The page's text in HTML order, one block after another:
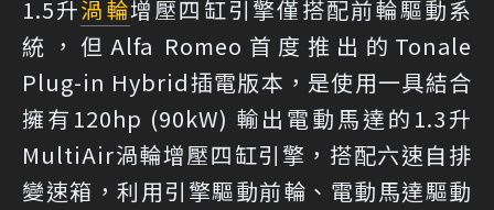
1.5升渦輪增壓四缸引擎僅搭配前輪驅動系
統，但Alfa Romeo首度推出的Tonale
Plug-in Hybrid插電版本，是使用一具結合
擁有120hp (90kW) 輸出電動馬達的1.3升
MultiAir渦輪增壓四缸引擎，搭配六速自排
變速箱，利用引擎驅動前輪、電動馬達驅動